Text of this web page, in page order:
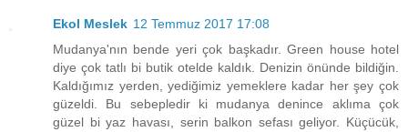
Ekol Meslek 12 Temmuz 2017 17:08
Mudanya'nın bende yeri çok başkadır. Green house hotel
diye çok tatlı bi butik otelde kaldık. Denizin önünde bildiğin.
Kaldığımız yerden, yediğimiz yemeklere kadar her şey çok
güzeldi. Bu sebepledir ki mudanya denince aklıma çok
güzel bi yaz havası, serin balkon sefası geliyor. Küçücük,